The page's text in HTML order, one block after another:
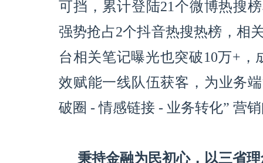
可挡，累计登陆21个微博热搜
强势抢占2个抖音热搜热榜，相
台相关笔记曝光也突破10万+
效赋能一线队伍获客，为业务
破圈 - 情感链接 - 业务转化” 营
秉持金融为民初心，以三省